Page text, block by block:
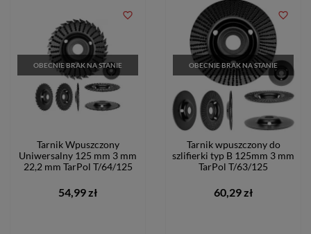
OBECNIE BRAK NA STANIE
Tarnik Wpuszczony
Uniwersalny 125 mm 3 mm
22,2 mm TarPol T/64/125
54,99 zł
favorite_border
OBECNIE BRAK NA STANIE
Tarnik wpuszczony do
szlifierki typ B 125mm 3 mm
TarPol T/63/125
60,29 zł
favorite_border